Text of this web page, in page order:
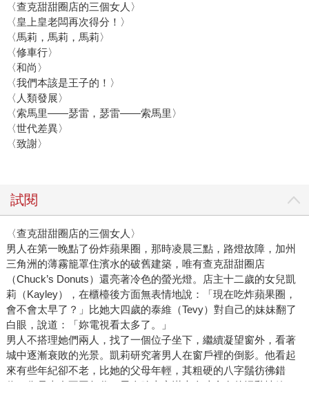
〈查克甜甜圈店的三個女人〉
〈皇上皇老闆再次得分！〉
〈馬莉，馬莉，馬莉〉
〈修車行〉
〈和尚〉
〈我們本該是王子的！〉
〈人類發展〉
〈索馬里——瑟雷，瑟雷——索馬里〉
〈世代差異〉
〈致謝〉
試閱
〈查克甜甜圈店的三個女人〉
男人在第一晚點了份炸蘋果圈，那時凌晨三點，路燈故障，加州
三角洲的薄霧籠罩住濱水的破舊建築，唯有查克甜甜圈店
（Chuck’s Donuts）還亮著冷色的螢光燈。店主十二歲的女兒凱
莉（Kayley），在櫃檯後方面無表情地說：「現在吃炸蘋果圈，
會不會太早了？」比她大四歲的泰維（Tevy）對自己的妹妹翻了
白眼，說道：「妳電視看太多了。」
男人不搭理她們兩人，找了一個位子坐下，繼續凝望窗外，看著
城中逐漸衰敗的光景。凱莉研究著男人在窗戶裡的倒影。他看起
來有些年紀卻不老，比她的父母年輕，其粗硬的八字鬚彷彿錯
位，像是來自不同年代。男人臉上充滿大人才會有的混亂情緒，